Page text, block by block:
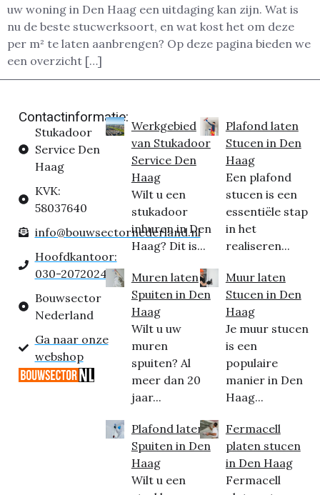
uw woning in Den Haag een uitdaging kan zijn. Wat is
nu de beste stucwerksoort, en wat kost het om deze
per m² te laten aanbrengen? Op deze pagina bieden we
een overzicht […]
Contactinformatie:
Stukadoor
Service Den
Haag
KVK:
58037640
info@bouwsectornederland.nl
Hoofdkantoor:
030-2072024
Bouwsector
Nederland
Ga naar onze
webshop
Werkgebied
van Stukadoor
Service Den
Haag
Wilt u een
stukadoor
inhuren in Den
Haag? Dit is...
Muren laten
Spuiten in Den
Haag
Wilt u uw
muren
spuiten? Al
meer dan 20
jaar...
Plafond laten
Spuiten in Den
Haag
Wilt u een
Plafond laten
Stucen in Den
Haag
Een plafond
stucen is een
essentiële stap
in het
realiseren...
Muur laten
Stucen in Den
Haag
Je muur stucen
is een
populaire
manier in Den
Haag...
Fermacell
platen stucen
in Den Haag
Fermacell